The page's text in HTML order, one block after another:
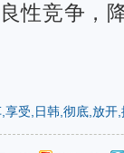
性竞争，
享受,日韩,彻底,放开,